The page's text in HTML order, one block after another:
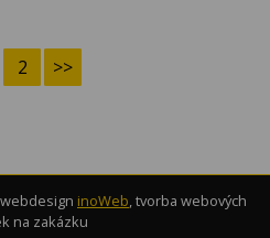
2 >>
webdesign inoWeb, tvorba webových
na zakázku